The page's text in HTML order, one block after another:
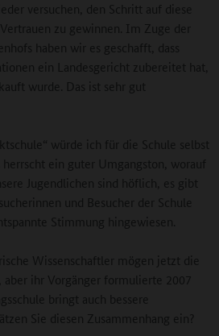
versuchen, den Schritt auf diese
zu gewinnen. Im Zuge der
haben wir es geschafft, dass
ein Landesgericht zubereitet hat,
wurde. Das ist sehr gut
würde ich für die Schule selbst
herrscht ein guter Umgangston, worauf
Jugendlichen sind höflich, es gibt
und Besucher der Schule
Stimmung hingewiesen.
Wissenschaftler mögen jetzt die
aber ihr Vorgänger formulierte 2007
bringt auch bessere
Sie diesen Zusammenhang ein?